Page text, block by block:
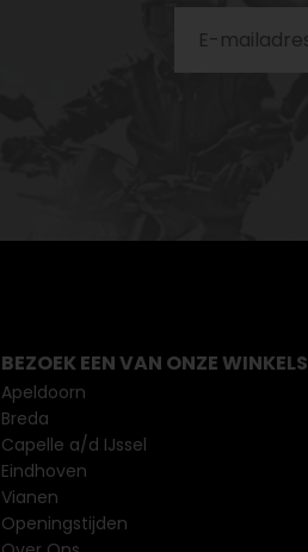
BEZOEK EEN VAN ONZE WINKELS
Apeldoorn
Breda
Capelle a/d IJssel
Eindhoven
Vianen
Openingstijden